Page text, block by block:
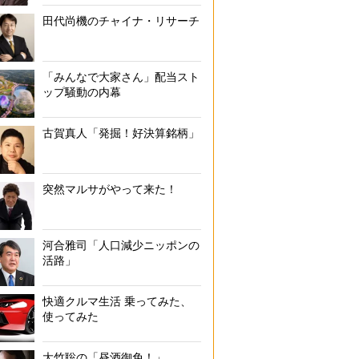
田代尚機のチャイナ・リサーチ
「みんなで大家さん」配当スト
ップ騒動の内幕
古賀真人「発掘！好決算銘柄」
突然マルサがやって来た！
河合雅司「人口減少ニッポンの
活路」
快適クルマ生活 乗ってみた、
使ってみた